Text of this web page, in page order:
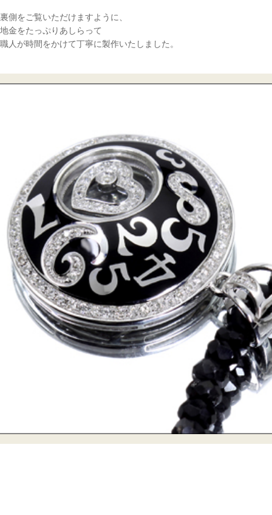
裏側をご覧いただけますように、
地金をたっぷりあしらって
職人が時間をかけて丁寧に製作いたしました。